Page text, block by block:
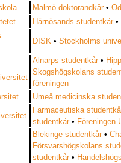
Malmö doktorandkår •
Härnösands studentkår •
DISK •Stockholms
Alnarps studentkår •
Skogshögskolans
föreningen
Umeå medicinska
Farmaceutiska
studentkår • Föreningen
Blekinge studentkår •
Försvarshögskolans
studentkår •